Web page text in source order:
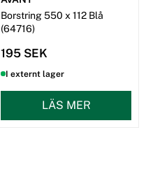
Borstring 550 x 112 Blå
(64716)
195 SEK
I externt lager
LÄS MER